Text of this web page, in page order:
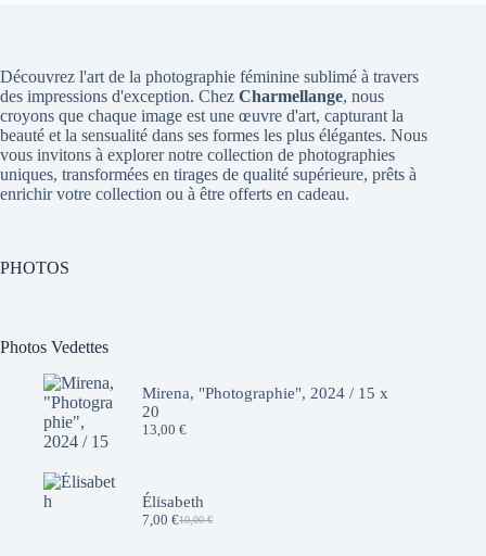
Découvrez l'art de la photographie féminine sublimé à travers
des impressions d'exception. Chez Charmellange, nous
croyons que chaque image est une œuvre d'art, capturant la
beauté et la sensualité dans ses formes les plus élégantes. Nous
vous invitons à explorer notre collection de photographies
uniques, transformées en tirages de qualité supérieure, prêts à
enrichir votre collection ou à être offerts en cadeau.
PHOTOS
Photos Vedettes
Mirena, "Photographie", 2024 / 15 x
20
13,00 €
Élisabeth
10,00€
Le
7,00 €Le